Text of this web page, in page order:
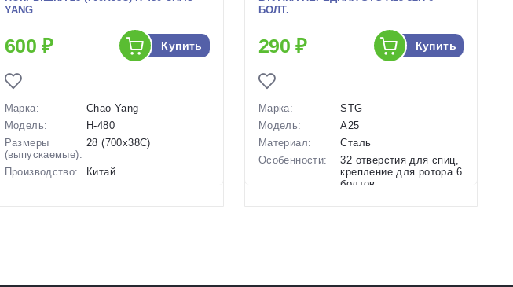
YANG
600 ₽ Купить
Марка:
Chao Yang
Модель:
H-480
Размеры
(выпускаемые):
28 (700x38C)
Производство:
Китай
БОЛТ.
290 ₽ Купить
Марка:
STG
Модель:
A25
Материал:
Сталь
Особенности:
32 отверстия для спиц,
крепление для ротора 6
болтов